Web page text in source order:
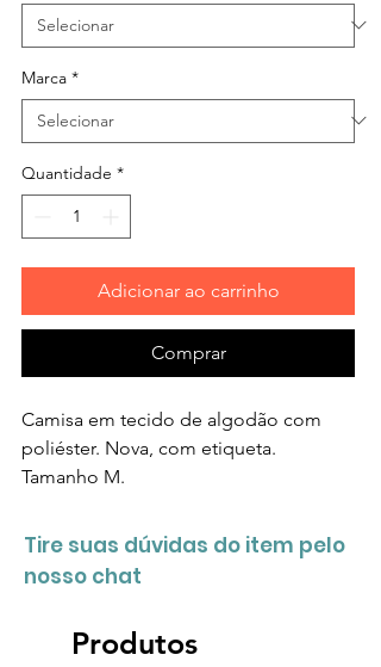
Marca *
Quantidade *
Adicionar ao carrinho
Comprar
Camisa em tecido de algodão com
poliéster. Nova, com etiqueta.
Tamanho M.
Tire suas dúvidas do item pelo
nosso chat
Produtos